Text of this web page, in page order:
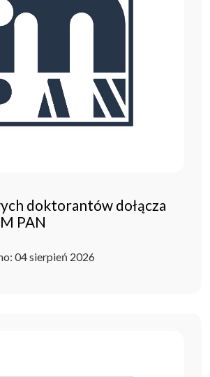
doktorantów dołącza
PAN
04 sierpień 2026